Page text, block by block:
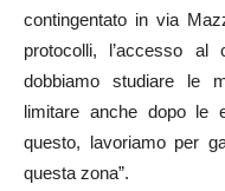
contingentato in via
protocolli, l’accesso
dobbiamo studiare le
limitare anche dopo le
questo, lavoriamo per
questa zona”.